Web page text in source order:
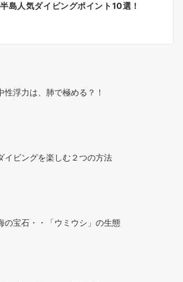
島人気ダイビングポイント10選！
性浮力は、肺で極める？！
イビングを楽しむ２つの方法
の宝石・・「ウミウシ」の生態